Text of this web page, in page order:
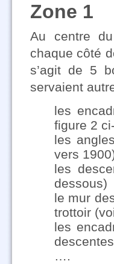
Zone 1
Au centre
chaque côté
s’agit de 5
servaient
les
figure 2
les
vers
les
dessous)
le mur
trottoir
les
….